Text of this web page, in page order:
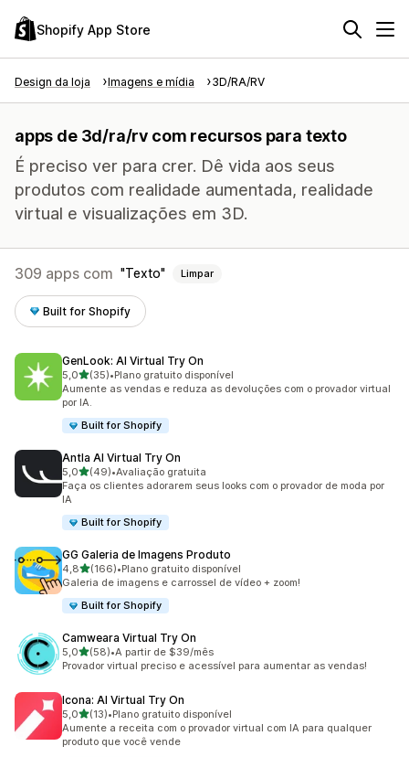
Shopify App Store
Design da loja Imagens e mídia 3D/RA/RV
apps de 3d/ra/rv com recursos para texto
É preciso ver para crer. Dê vida aos seus
produtos com realidade aumentada, realidade
virtual e visualizações em 3D.
309 apps com Texto Limpar
Built for Shopify
GenLook: AI Virtual Try On
5,0de 5 estrelas
(35)
35 avaliações ao todo
•Plano gratuito disponível
Aumente as vendas e reduza as devoluções com o provador virtual
por IA.
Built for Shopify
Antla AI Virtual Try On
5,0de 5 estrelas
(49)
49 avaliações ao todo
•Avaliação gratuita
Faça os clientes adorarem seus looks com o provador de moda por
IA
Built for Shopify
GG Galeria de Imagens Produto
4,8de 5 estrelas
(166)
166 avaliações ao todo
•Plano gratuito disponível
Galeria de imagens e carrossel de vídeo + zoom!
Built for Shopify
Camweara Virtual Try On
5,0de 5 estrelas
(58)
58 avaliações ao todo
•A partir de $39/mês
Provador virtual preciso e acessível para aumentar as vendas!
Icona: AI Virtual Try On
5,0de 5 estrelas
(13)
13 avaliações ao todo
•Plano gratuito disponível
Aumente a receita com o provador virtual com IA para qualquer
produto que você vende